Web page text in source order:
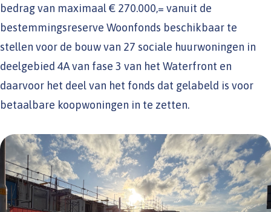
bedrag van maximaal € 270.000,= vanuit de
bestemmingsreserve Woonfonds beschikbaar te
stellen voor de bouw van 27 sociale huurwoningen in
deelgebied 4A van fase 3 van het Waterfront en
daarvoor het deel van het fonds dat gelabeld is voor
betaalbare koopwoningen in te zetten.